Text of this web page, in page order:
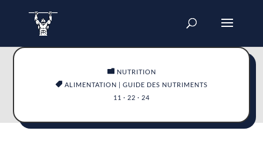
 NUTRITION
 ALIMENTATION | GUIDE DES NUTRIMENTS
11 · 22 · 24